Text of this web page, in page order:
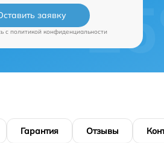
заявку
c политикой конфиденциальности
Гарантия Отзывы